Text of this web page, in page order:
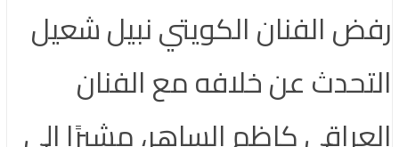
رفض الفنان الكويتي نبيل شعيل
التحدث عن خلافه مع الفنان
العراقي كاظم الساهر، مشيرًا إلى